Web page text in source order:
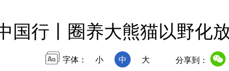
国行丨圈养大熊猫以野化
字体： 小 中 大 分享到：